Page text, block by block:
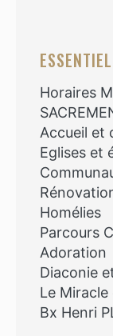
Horaires
Accueil et
Eglises et
Homélies
Parcours
Adoration
Diaconie
Le
Bx Henri